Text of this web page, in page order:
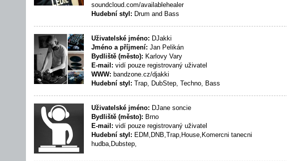
soundcloud.com/availablehealer
Hudební styl: Drum and Bass
Uživatelské jméno: DJakki
Jméno a příjmení: Jan Pelikán
Bydliště (město): Karlovy Vary
E-mail: vidí pouze registrovaný uživatel
WWW: bandzone.cz/djakki
Hudební styl: Trap, DubStep, Techno, Bass
Uživatelské jméno: DJane soncie
Bydliště (město): Brno
E-mail: vidí pouze registrovaný uživatel
Hudební styl: EDM,DNB,Trap,House,Komercni tanecni
hudba,Dubstep,